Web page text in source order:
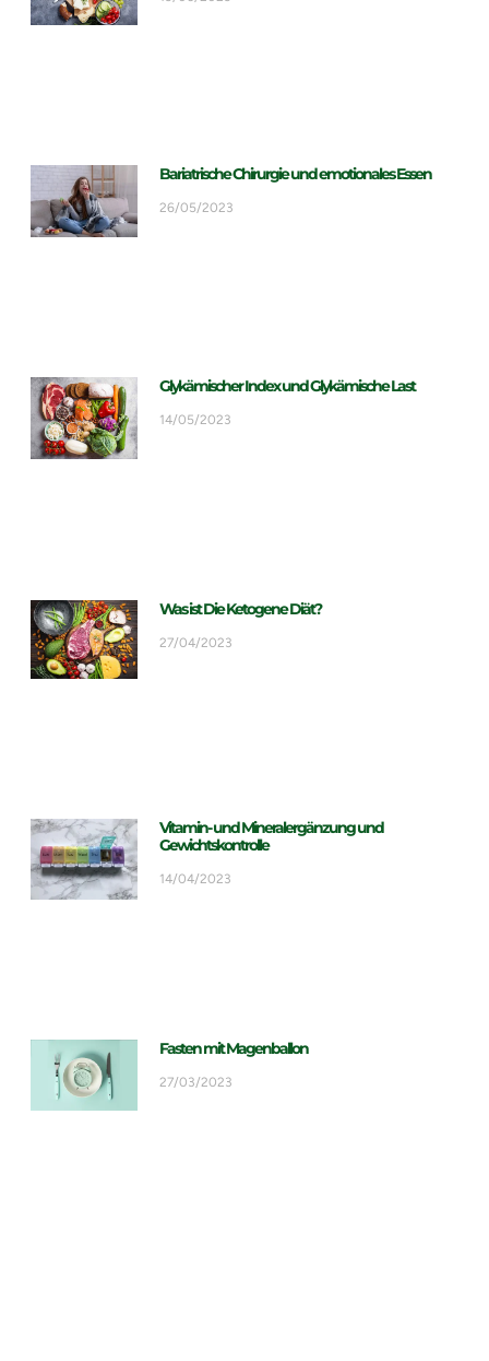
Bariatrische Chirurgie und emotionales Essen
26/05/2023
Glykämischer Index und Glykämische Last
14/05/2023
Was ist Die Ketogene Diät?
27/04/2023
Vitamin- und Mineralergänzung und
Gewichtskontrolle
14/04/2023
Fasten mit Magenballon
27/03/2023